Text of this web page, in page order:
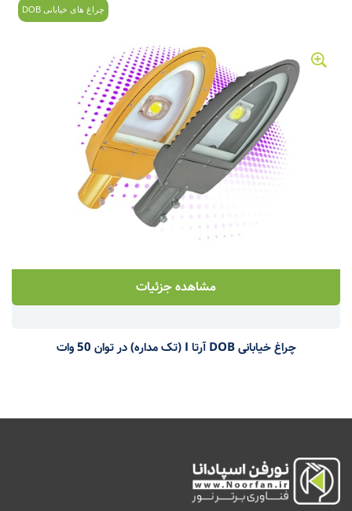
چراغ های خیابانی DOB
مشاهده جزئیات
چراغ خیابانی DOB آرتا I (تک مداره) در توان 50 وات